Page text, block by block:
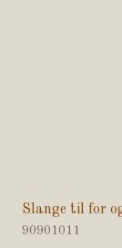
Slange til for
90901011